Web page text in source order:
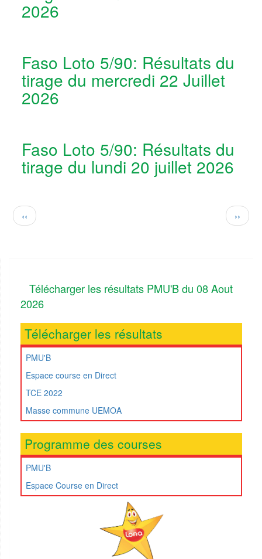
2026
Faso Loto 5/90: Résultats du
tirage du mercredi 22 Juillet
2026
Faso Loto 5/90: Résultats du
tirage du lundi 20 juillet 2026
Pagination
Page
précédente
‹‹
Page
››
Télécharger les résultats PMU'B du 08 Aout
2026
Télécharger les résultats
PMU'B
Espace course en Direct
TCE 2022
Masse commune UEMOA
Programme des courses
PMU'B
Espace Course en Direct